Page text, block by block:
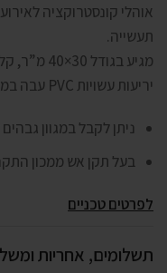
אוהלי קונסטרוקציה
תעשייה.
מגיע בגודל 30×40 מ”ר, קל להרכבה, אטום לגשם ורוח.
יריעות עשויות PVC עבה במיוחד לעמידות לאורך זמן.
ניתן לקבל במגוון
בעל תקן אש ממכון
לפרטים טכניים
תשלומים, אחריות